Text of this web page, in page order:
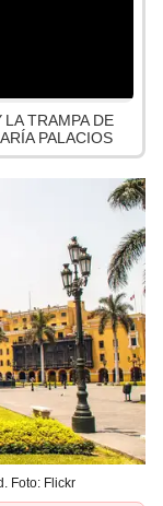
LA TRAMPA DE
PALACIOS
Foto: Flickr